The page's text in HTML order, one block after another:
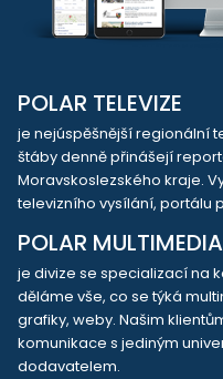
POLAR TELEVIZE
je nejúspěšnější regionální
štáby denně přinášejí
Moravskoslezského kraje.
televizního vysílání, portálu
POLAR MULTIMEDIA
je divize se specializací na
děláme vše, co se týká
grafiky, weby. Našim
komunikace s jediným
dodavatelem.